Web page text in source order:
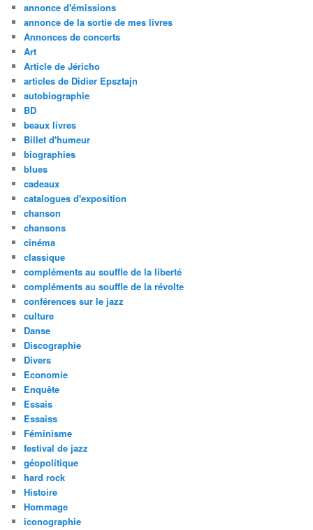
annonce d'émissions
annonce de la sortie de mes livres
Annonces de concerts
Art
Article de Jéricho
articles de Didier Epsztajn
autobiographie
BD
beaux livres
Billet d'humeur
biographies
blues
cadeaux
catalogues d'exposition
chanson
chansons
cinéma
classique
compléments au souffle de la liberté
compléments au souffle de la révolte
conférences sur le jazz
culture
Danse
Discographie
Divers
Economie
Enquête
Essais
Essaiss
Féminisme
festival de jazz
géopolitique
hard rock
Histoire
Hommage
iconographie